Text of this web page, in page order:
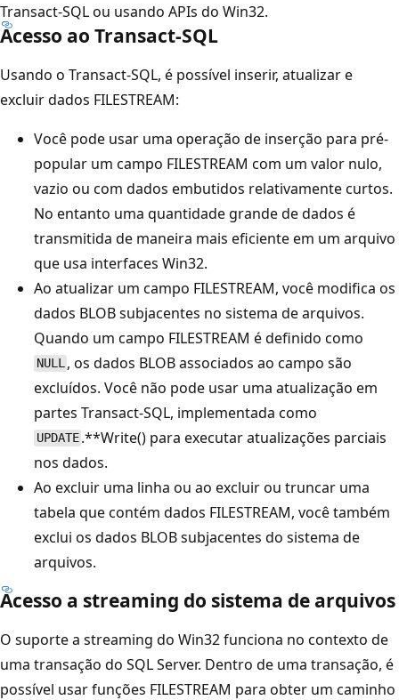
Transact-SQL ou usando APIs do Win32.
Acesso ao Transact-SQL
Usando o Transact-SQL, é possível inserir, atualizar e
excluir dados FILESTREAM:
Você pode usar uma operação de inserção para pré-
popular um campo FILESTREAM com um valor nulo,
vazio ou com dados embutidos relativamente curtos.
No entanto uma quantidade grande de dados é
transmitida de maneira mais eficiente em um arquivo
que usa interfaces Win32.
Ao atualizar um campo FILESTREAM, você modifica os
dados BLOB subjacentes no sistema de arquivos.
Quando um campo FILESTREAM é definido como
NULL , os dados BLOB associados ao campo são
excluídos. Você não pode usar uma atualização em
partes Transact-SQL, implementada como
UPDATE .**Write() para executar atualizações parciais
nos dados.
Ao excluir uma linha ou ao excluir ou truncar uma
tabela que contém dados FILESTREAM, você também
exclui os dados BLOB subjacentes do sistema de
arquivos.
Acesso a streaming do sistema de arquivos
O suporte a streaming do Win32 funciona no contexto de
uma transação do SQL Server. Dentro de uma transação, é
possível usar funções FILESTREAM para obter um caminho